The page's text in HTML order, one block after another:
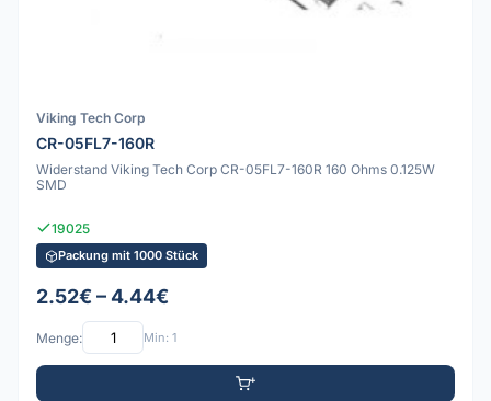
Viking Tech Corp
CR-05FL7-160R
Widerstand Viking Tech Corp CR-05FL7-160R 160 Ohms 0.125W
SMD
19025
Packung mit 1000 Stück
2.52€ – 4.44€
Menge: Min: 1